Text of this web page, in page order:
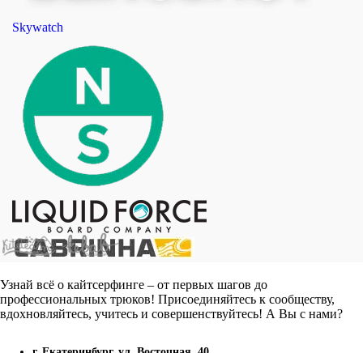
Skywatch
Узнай всё о кайтсерфинге – от первых шагов до
профессиональных трюков! Присоединяйтесь к сообществу,
вдохновляйтесь, учитесь и совершенствуйтесь! А Вы с нами?